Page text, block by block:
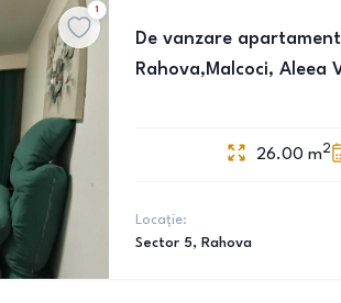
1
De vanzare
Rahova,Malcoci, Aleea
26.00 m2
Locație:
Sector 5, Rahova